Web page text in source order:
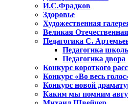
И.С.Фрадков
Здоровье
Художественная
Великая
Педагогика С.
Педагогика
Педагогика двора
Конкурс короткого
Конкурс «Во весь
Конкурс новой
Каким мы помним